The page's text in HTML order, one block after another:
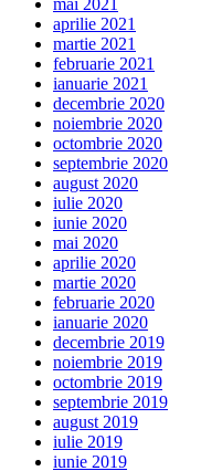
mai 2021
aprilie 2021
martie 2021
februarie 2021
ianuarie 2021
decembrie 2020
noiembrie 2020
octombrie 2020
septembrie 2020
august 2020
iulie 2020
iunie 2020
mai 2020
aprilie 2020
martie 2020
februarie 2020
ianuarie 2020
decembrie 2019
noiembrie 2019
octombrie 2019
septembrie 2019
august 2019
iulie 2019
iunie 2019